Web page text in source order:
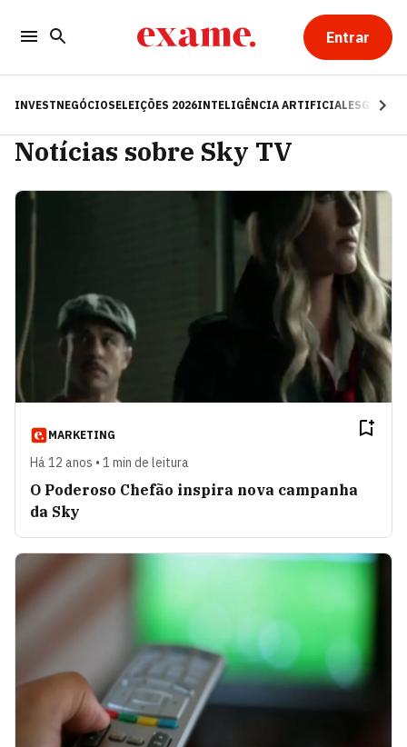
Entrar
INVESTNEGÓCIOSELEIÇÕES 2026INTELIGÊNCIA ARTIFICIALESG
Notícias sobre Sky TV
MARKETING
Há 12 anos • 1 min de leitura
O Poderoso Chefão inspira nova campanha
da Sky